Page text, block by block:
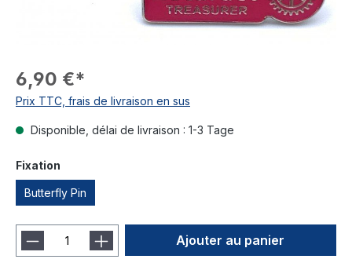
6,90 €*
Prix TTC, frais de livraison en sus
Disponible, délai de livraison : 1-3 Tage
Fixation
Butterfly Pin
Ajouter au panier